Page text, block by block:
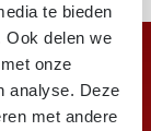
te bieden
Ook delen we
onze
analyse. Deze
met andere